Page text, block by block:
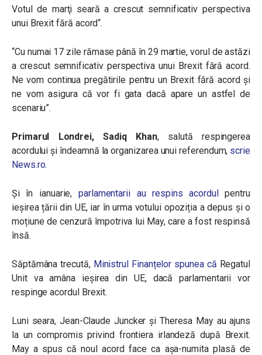
Votul de marţi seară a crescut semnificativ perspectiva
unui Brexit fără acord“.
“Cu numai 17 zile rămase până în 29 martie, vorul de astăzi
a crescut semnificativ perspectiva unui Brexit fără acord.
Ne vom continua pregătirile pentru un Brexit fără acord şi
ne vom asigura că vor fi gata dacă apare un astfel de
scenariu”.
Primarul Londrei, Sadiq Khan, salută respingerea
acordului şi îndeamnă la organizarea unui referendum, scrie
News.ro.
Și în ianuarie, parlamentarii au respins acordulpentru
ieșirea țării din UE, iar în urma votului opoziția a depus și o
moțiune de cenzură împotriva lui May, care a fost respinsă
însă.
Săptămâna trecută, Ministrul Finanțelor spunea că Regatul
Unit va amâna ieșirea din UE, dacă parlamentarii vor
respinge acordul Brexit.
Luni seara, Jean-Claude Juncker și Theresa May au ajuns
la un compromis privind frontiera irlandeză după Brexit.
May a spus că noul acord face ca aşa-numita plasă de